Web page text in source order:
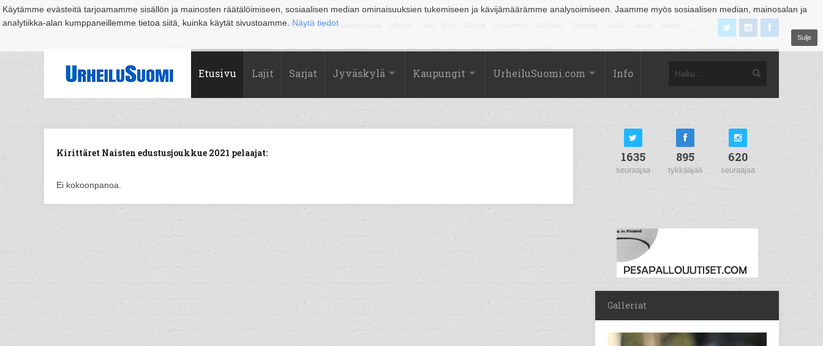
Käytämme evästeitä tarjoamamme sisällön ja mainosten räätälöimiseen, sosiaalisen median ominaisuuksien tukemiseen ja kävijämäärämme analysoimiseen. Jaamme myös sosiaalisen median, mainosalan ja
analytiikka-alan kumppaneillemme tietoa siitä, kuinka käytät sivustoamme. Näytä tiedot
Sulje
Suomi Espoo Helsinki Hämeenlinna Joensuu Jyväskylä Kouvola Kuopio Lahti
Etusivu Lajit Sarjat Jyväskylä Kaupungit UrheiluSuomi.com Info
Kirittäret Naisten edustusjoukkue 2021 pelaajat:
Ei kokoonpanoa.
1635
seuraajaa
895
tykkääjää
620
seuraajaa
Galleriat